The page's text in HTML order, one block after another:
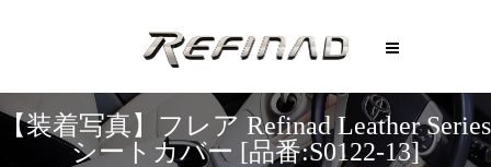
【装着写真】フレア Refinad Leather Series
シートカバー [品番:S0122-13]